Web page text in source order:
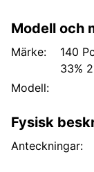
Modell och
Märke:
140
33%
Modell:
Fysisk
Anteckningar: